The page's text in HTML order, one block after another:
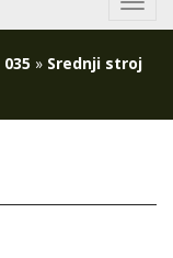
» Srednji stroj